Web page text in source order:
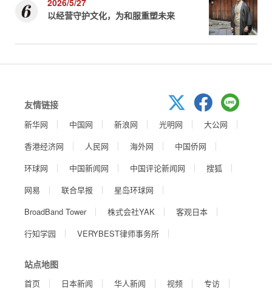
2026/5/27
以经营守护文化，为和服重塑未来
友情链接
新华网 中国网 新浪网 光明网
大公网
香港经济网
人民网 海外网
中国侨网
环球网
中国新闻网 中国评论新闻网
搜狐
网易
联合早报
星岛环球网
BroadBand Tower
株式会社YAK
客观日本
行知学园
VERYBEST律师事务所
站点地图
首页 日本新闻 华人新闻 视频
专访